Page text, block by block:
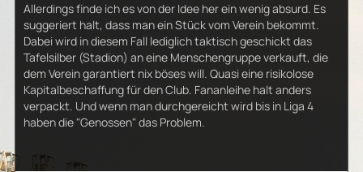
Allerdings finde ich es von der Idee her ein wenig absurd. Es
suggeriert halt, dass man ein Stück vom Verein bekommt.
Dabei wird in diesem Fall lediglich taktisch geschickt das
Tafelsilber (Stadion) an eine Menschengruppe verkauft, die
dem Verein garantiert nix böses will. Quasi eine risikolose
Kapitalbeschaffung für den Club. Fananleihe halt anders
verpackt. Und wenn man durchgereicht wird bis in Liga 4
haben die "Genossen" das Problem.